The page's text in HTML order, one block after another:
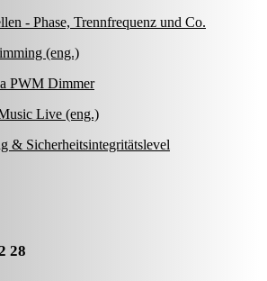
- Phase, Trennfrequenz und Co.
(eng.)
PWM Dimmer
Live (eng.)
& Sicherheitsintegritätslevel
28